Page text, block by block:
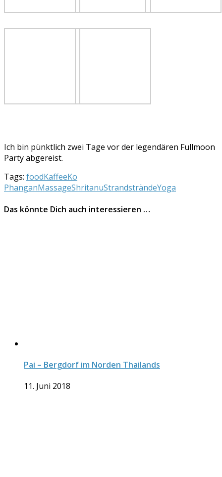
Ich bin pünktlich zwei Tage vor der legendären Fullmoon
Party abgereist.
Tags: foodKaffeeKo
PhanganMassageShritanuStrandsträndeYoga
Das könnte Dich auch interessieren …
Pai – Bergdorf im Norden Thailands
11. Juni 2018